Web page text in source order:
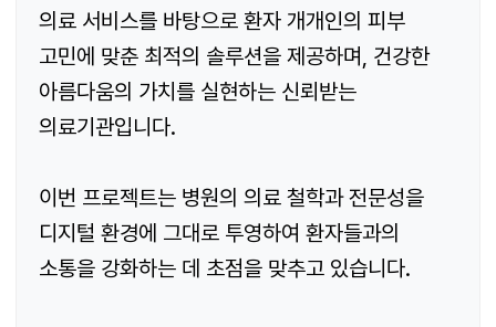
의료 서비스를 바탕으로 환자 개개인의 피부
고민에 맞춘 최적의 솔루션을 제공하며, 건강한
아름다움의 가치를 실현하는 신뢰받는
의료기관입니다.
이번 프로젝트는 병원의 의료 철학과 전문성을
디지털 환경에 그대로 투영하여 환자들과의
소통을 강화하는 데 초점을 맞추고 있습니다.